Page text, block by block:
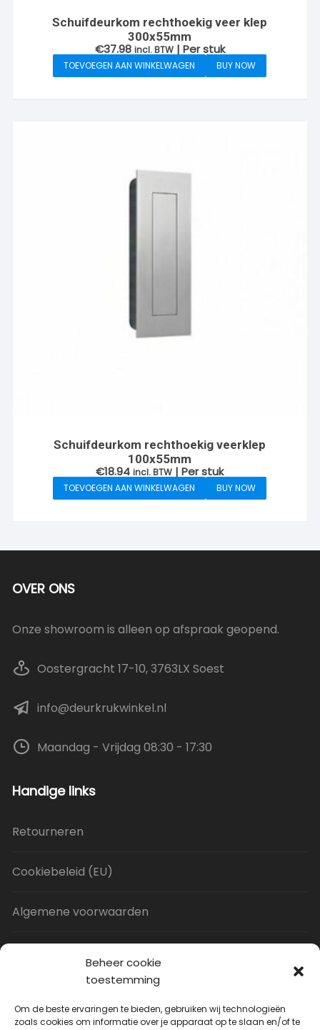
Beheer cookie
toestemming
Om de beste ervaringen te bieden, gebruiken wij technologieën
zoals cookies om informatie over je apparaat op te slaan en/of te
Schuifdeurkom rechthoekig veer klep
300x55mm
€37.98 incl. BTW | Per stuk
TOEVOEGEN AAN WINKELWAGEN BUY NOW
Schuifdeurkom rechthoekig veerklep
100x55mm
€18.94 incl. BTW | Per stuk
TOEVOEGEN AAN WINKELWAGEN BUY NOW
OVER ONS
Onze showroom is alleen op afspraak geopend.
Oostergracht 17-10, 3763LX Soest
info@deurkrukwinkel.nl
Maandag - Vrijdag 08:30 - 17:30
Handige links
Retourneren
Cookiebeleid (EU)
Algemene voorwaarden